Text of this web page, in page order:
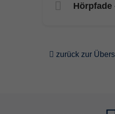
Hörpfade
zurück zur